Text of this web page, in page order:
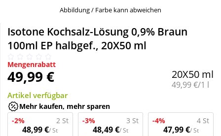
Täglich gut versorgt
Nahrungsergänzung
Natur & Homöopathie
Sanitätshaus
Sport & Fitness
Tierbedarf
Abbildung / Farbe kann abweichen
Isotone Kochsalz-Lösung 0,9% Braun
100ml EP halbgef., 20X50 ml
Mengenrabatt
49,99 € 20X50 ml
Grundpreis:
49,99 €/1 l
Artikel verfügbar
Mehr kaufen, mehr sparen
-2%
2 St
48,99 €/ St
-3% 3 St
48,49 €/ St
-4% 4 St
47,99 €/ St